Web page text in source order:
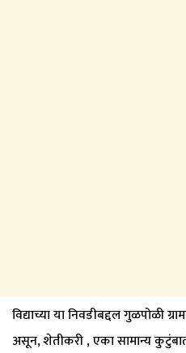
विद्याच्या या निवडीबद्दल गुळपोळी
असून, शेतीकरी , एका सामान्य